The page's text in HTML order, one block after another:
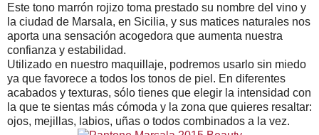
Este tono marrón rojizo toma prestado su nombre del vino y
la ciudad de Marsala, en Sicilia, y sus matices naturales nos
aporta una sensación acogedora que aumenta nuestra
confianza y estabilidad.
Utilizado en nuestro maquillaje, podremos usarlo sin miedo
ya que favorece a todos los tonos de piel. En diferentes
acabados y texturas, sólo tienes que elegir la intensidad con
la que te sientas más cómoda y la zona que quieres resaltar:
ojos, mejillas, labios, uñas o todos combinados a la vez.